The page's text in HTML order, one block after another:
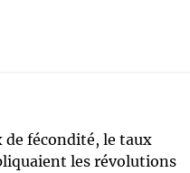
de fécondité, le taux
les révolutions